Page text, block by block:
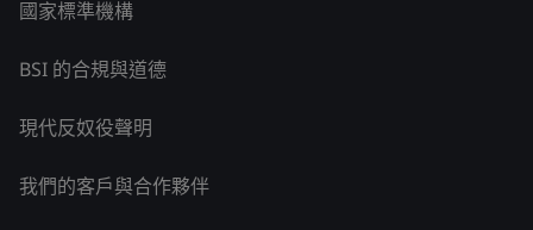
國家標準機構
BSI 的合規與道德
現代反奴役聲明
我們的客戶與合作夥伴